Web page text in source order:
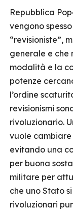
Repubblica
vengono
“revisioniste”,
generale e che
modalità e la
potenze
l’ordine
revisionismi
rivoluzionario.
vuole
evitando una
per buona
militare per
che uno Stato
rivoluzionari